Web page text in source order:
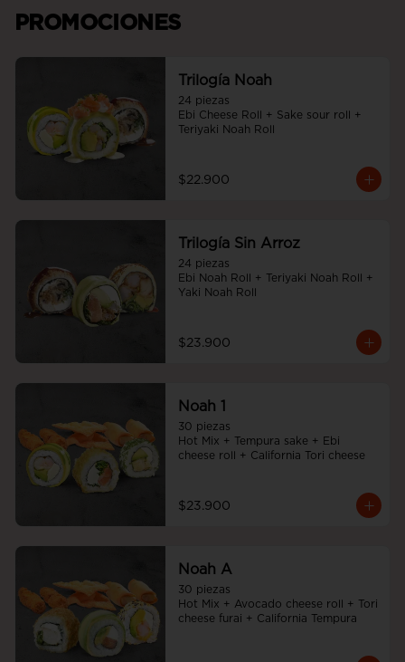
PROMOCIONES
Trilogía Noah
24 piezas
Ebi Cheese Roll + Sake sour roll +
Teriyaki Noah Roll
$22.900
Trilogía Sin Arroz
24 piezas
Ebi Noah Roll + Teriyaki Noah Roll +
Yaki Noah Roll
$23.900
Noah 1
30 piezas
Hot Mix + Tempura sake + Ebi
cheese roll + California Tori cheese
$23.900
Noah A
30 piezas
Hot Mix + Avocado cheese roll + Tori
cheese furai + California Tempura